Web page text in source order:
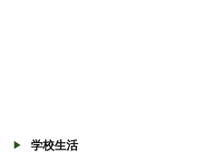
学校生活